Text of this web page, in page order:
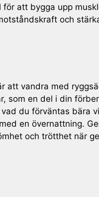
att bygga upp
och
vandra med
som en del i din
du förväntas bära
en övernattning.
och trötthet när